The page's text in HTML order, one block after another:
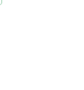
เพื่อแนวทาง